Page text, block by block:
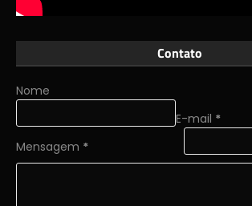
Contato
Nome
E-mail *
Mensagem *